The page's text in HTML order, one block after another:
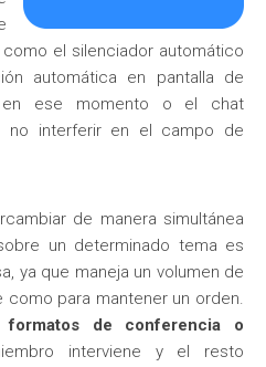
el silenciador automático
automática en pantalla de
en ese momento o el chat
no interferir en el campo de
de manera simultánea
un determinado tema es
ya que maneja un volumen de
como para mantener un orden.
formatos de conferencia o
interviene y el resto